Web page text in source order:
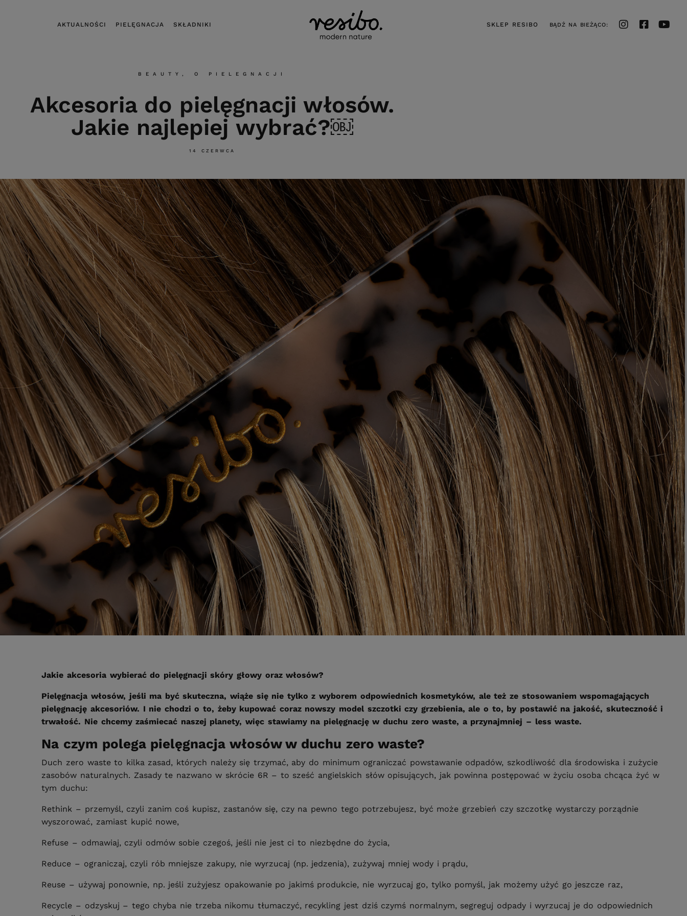
AKTUALNOŚCI PIELĘGNACJA SKŁADNIKI SKLEP RESIBO BĄDŹ NA BIEŻĄCO:
BEAUTY , O PIELEGNACJI
Akcesoria do pielęgnacji włosów.
Jakie najlepiej wybrać?￼
14 CZERWCA
Jakie akcesoria wybierać do pielęgnacji skóry głowy oraz włosów?
Pielęgnacja włosów, jeśli ma być skuteczna, wiąże się nie tylko z wyborem odpowiednich kosmetyków, ale też ze stosowaniem wspomagających
pielęgnację akcesoriów. I nie chodzi o to, żeby kupować coraz nowszy model szczotki czy grzebienia, ale o to, by postawić na jakość, skuteczność i
trwałość. Nie chcemy zaśmiecać naszej planety, więc stawiamy na pielęgnację w duchu zero waste, a przynajmniej – less waste.
Na czym polega pielęgnacja włosów w duchu zero waste?
Duch zero waste to kilka zasad, których należy się trzymać, aby do minimum ograniczać powstawanie odpadów, szkodliwość dla środowiska i zużycie
zasobów naturalnych. Zasady te nazwano w skrócie 6R – to sześć angielskich słów opisujących, jak powinna postępować w życiu osoba chcąca żyć w
tym duchu:
Rethink – przemyśl, czyli zanim coś kupisz, zastanów się, czy na pewno tego potrzebujesz, być może grzebień czy szczotkę wystarczy porządnie
wyszorować, zamiast kupić nowe,
Refuse – odmawiaj, czyli odmów sobie czegoś, jeśli nie jest ci to niezbędne do życia,
Reduce – ograniczaj, czyli rób mniejsze zakupy, nie wyrzucaj (np. jedzenia), zużywaj mniej wody i prądu,
Reuse – używaj ponownie, np. jeśli zużyjesz opakowanie po jakimś produkcie, nie wyrzucaj go, tylko pomyśl, jak możemy użyć go jeszcze raz,
Recycle – odzyskuj – tego chyba nie trzeba nikomu tłumaczyć, recykling jest dziś czymś normalnym, segreguj odpady i wyrzucaj je do odpowiednich